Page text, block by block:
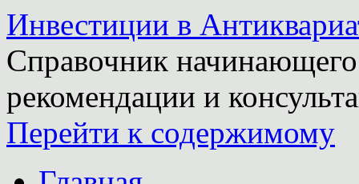
Инвестиции в
Справочник
рекомендации и
Перейти к содержимому